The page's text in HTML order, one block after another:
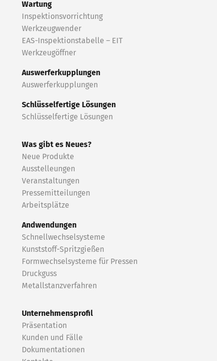
Wartung
Inspektionsvorrichtung
Werkzeugwender
EAS-Inspektionstabelle – EIT
Werkzeugöffner
Auswerferkupplungen
Auswerferkupplungen
Schlüsselfertige Lösungen
Schlüsselfertige Lösungen
Was gibt es Neues?
Neue Produkte
Ausstelleungen
Veranstaltungen
Pressemitteilungen
Arbeitsplätze
Andwendungen
Schnellwechselsysteme
Kunststoff-Spritzgießen
Formwechselsysteme für Pressen
Druckguss
Metallstanzverfahren
Unternehmensprofil
Präsentation
Kunden und Fälle
Dokumentationen